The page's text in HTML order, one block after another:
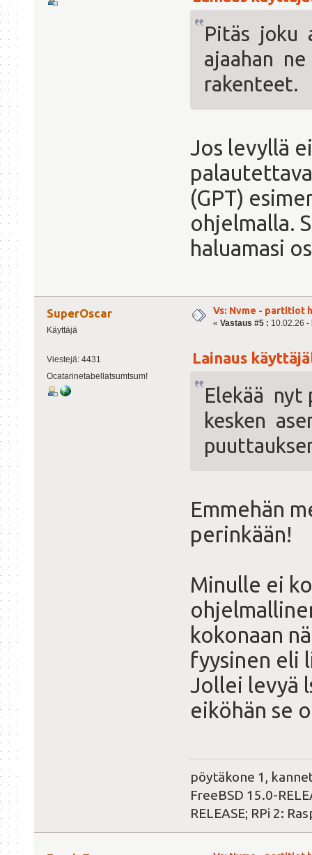
Pitäs joku
ajaahan
rakenteet.
Jos levyllä
(GPT)
ohjelmalla.
haluamasi
SuperOscar
Käyttäjä
Viestejä: 4431
Ocatarinetabellatsumtsum!
Vs: Nvme - partitiot
« Vastaus #5 : 10.02.26 -
Lainaus
Elekää
kesken
Emmehän
perinkään!
Minulle ei
kokonaan
fyysinen eli
Jollei levyä
eiköhän se
pöytäkone 1,
FreeBSD 15.0-
RELEASE; RPi 2: